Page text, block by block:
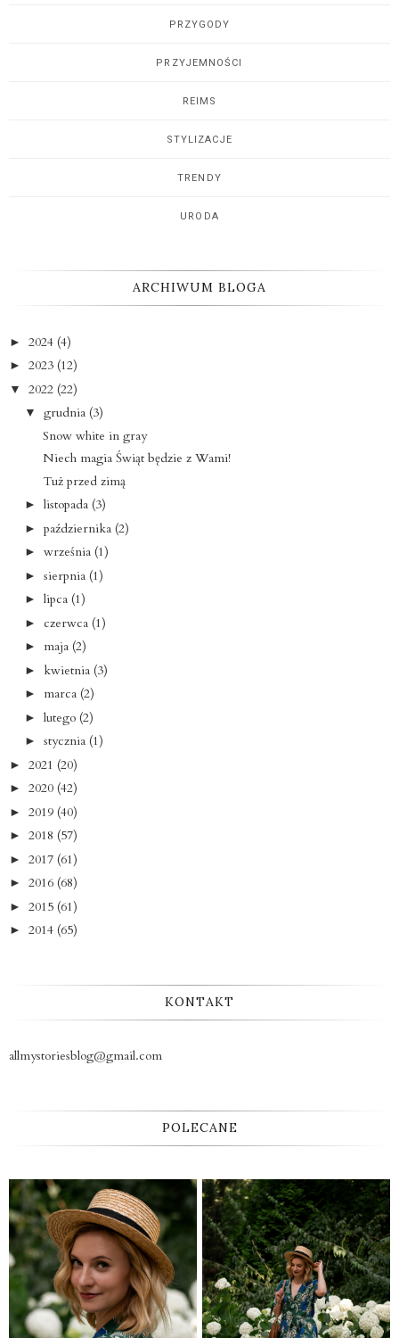
PRZYGODY
PRZYJEMNOŚCI
REIMS
STYLIZACJE
TRENDY
URODA
ARCHIWUM BLOGA
► 2024 (4)
► 2023 (12)
▼ 2022 (22)
▼ grudnia (3)
Snow white in gray
Niech magia Świąt będzie z Wami!
Tuż przed zimą
► listopada (3)
► października (2)
► września (1)
► sierpnia (1)
► lipca (1)
► czerwca (1)
► maja (2)
► kwietnia (3)
► marca (2)
► lutego (2)
► stycznia (1)
► 2021 (20)
► 2020 (42)
► 2019 (40)
► 2018 (57)
► 2017 (61)
► 2016 (68)
► 2015 (61)
► 2014 (65)
KONTAKT
allmystoriesblog@gmail.com
POLECANE